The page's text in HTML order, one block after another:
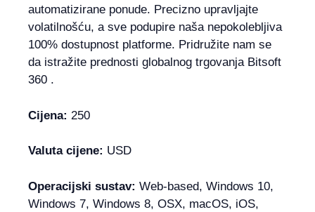
automatizirane ponude. Precizno upravljajte
volatilnošću, a sve podupire naša nepokolebljiva
100% dostupnost platforme. Pridružite nam se
da istražite prednosti globalnog trgovanja Bitsoft
360 .
Cijena: 250
Valuta cijene: USD
Operacijski sustav: Web-based, Windows 10,
Windows 7, Windows 8, OSX, macOS, iOS,